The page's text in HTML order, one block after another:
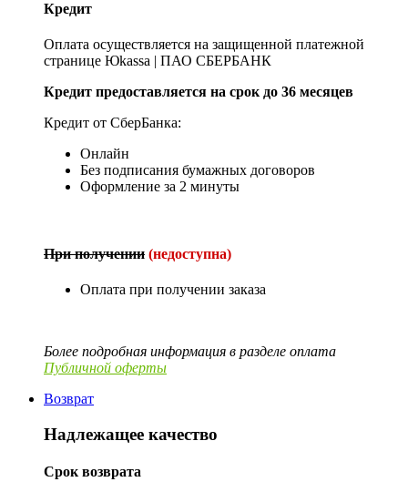
Кредит
Оплата осуществляется на защищенной платежной
странице Юkassa | ПАО СБЕРБАНК
Кредит предоставляется на срок до 36 месяцев
Кредит от СберБанка:
Онлайн
Без подписания бумажных договоров
Оформление за 2 минуты
При получении (недоступна)
Оплата при получении заказа
Более подробная информация в разделе оплата
Публичной оферты
Возврат
Надлежащее качество
Срок возврата